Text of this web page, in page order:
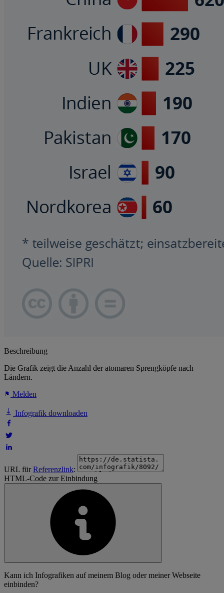
Beschreibung
Die Grafik zeigt die Anzahl der atomaren Sprengköpfe nach
Ländern.
Melden
Infografik downloaden
URL fürReferenzlink:
HTML-Code zur Einbindung
Kann ich Infografiken auf meinem Blog oder meiner Webseite
einbinden?